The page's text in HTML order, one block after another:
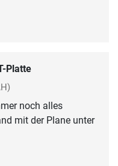
Platte
noch alles
mit der Plane unter